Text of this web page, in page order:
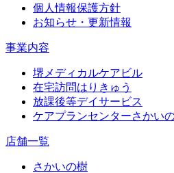
個人情報保護方針
お知らせ・更新情報
事業内容
堺メディカルケアビル
在宅訪問はりきゅう
放課後等デイサービス
ケアプランセンターさかい
店舗一覧
さかいの樹